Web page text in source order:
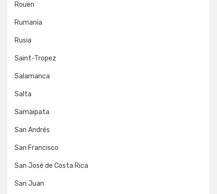
Rouen
Rumanía
Rusia
Saint-Tropez
Salamanca
Salta
Samaipata
San Andrés
San Francisco
San José de Costa Rica
San Juan